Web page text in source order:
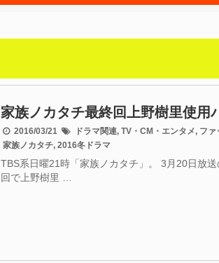
家族ノカタチ最終回上野樹里使用
2016/03/21 ドラマ関連, TV・CM・エンタメ, ファ
家族ノカタチ, 2016冬ドラマ
TBS系日曜21時「家族ノカタチ」。 3月20日放
回で上野樹里 …